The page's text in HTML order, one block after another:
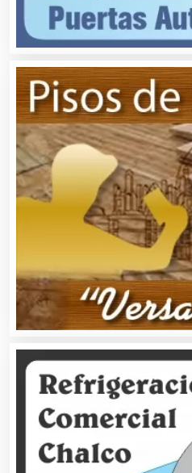
Artes Gráficas
Artesanías
Artículos de Oficina
Artículos de Piel
Artículos Deportivos
Artículos Importados
Artículos para el